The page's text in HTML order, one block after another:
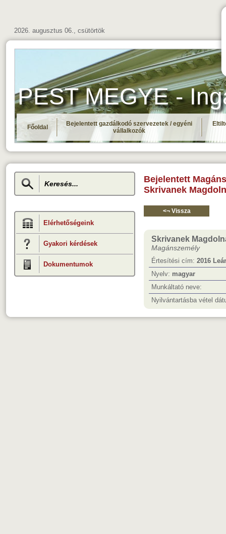
2026. augusztus 06., csütörtök
PEST MEGYE -
Főoldal
Bejelentett gazdálkodó szervezetek / egyéni
vállalkozók
Elérhetőségeink
Gyakori kérdések
Dokumentumok
Bejelentett
Skrivanek
<¬ Vissza
Skrivanek
Magánszemély
Értesítési cím: 2016
Nyelv: magyar
Munkáltató neve:
Nyilvántartásba vétel